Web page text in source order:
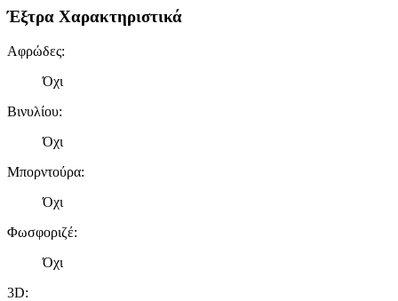
Έξτρα Χαρακτηριστικά
Αφρώδες:
Όχι
Βινυλίου:
Όχι
Μπορντούρα:
Όχι
Φωσφοριζέ:
Όχι
3D: